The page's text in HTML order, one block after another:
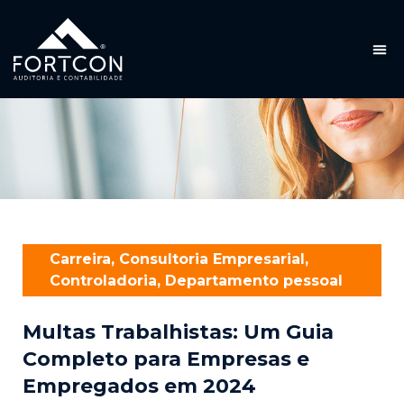
Carreira, Consultoria Empresarial,
Controladoria, Departamento pessoal
Multas Trabalhistas: Um Guia
Completo para Empresas e
Empregados em 2024